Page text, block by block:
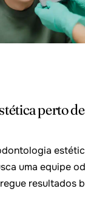
perto
uma equipe
resultados